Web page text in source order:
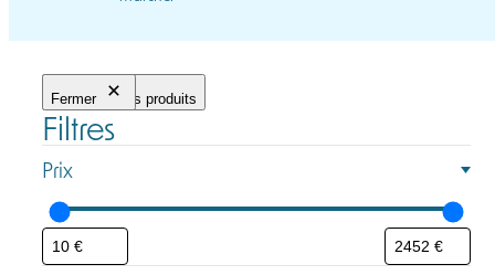
Filtrer les produits
Fermer
Filtres
Prix